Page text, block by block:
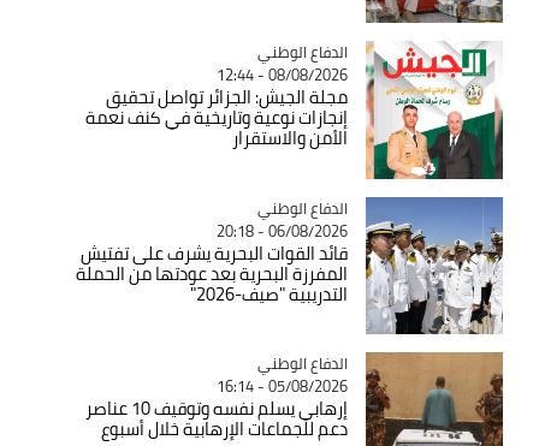
Catégorie
الدفاع الوطني
08/08/2026 - 12:44
مجلة الجيش: الجزائر تواصل تحقيق
إنجازات نوعية وتاريخية في كنف نعمة
الأمن والاستقرار
Catégorie
الدفاع الوطني
06/08/2026 - 20:18
قائد القوات البحرية يشرف على تفتيش
المفرزة البحرية بعد عودتها من الحملة
التدريبية "صيف-2026"
Catégorie
الدفاع الوطني
05/08/2026 - 16:14
إرهابي يسلم نفسه وتوقيف 10 عناصر
دعم للجماعات الإرهابية خلال أسبوع